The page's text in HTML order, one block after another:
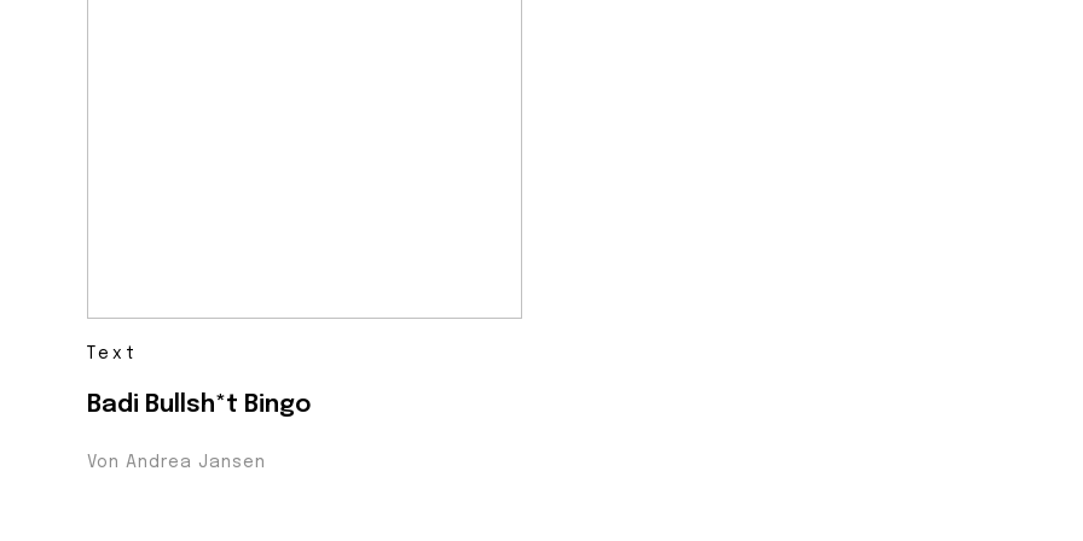
Text
Badi Bullsh*t Bingo
Von Andrea Jansen